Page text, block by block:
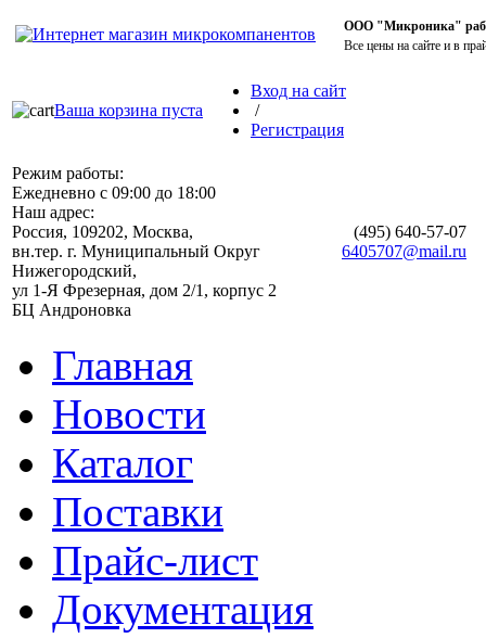
ООО "Микроника"
Все цены на сайте и в
Ваша корзина пуста
Вход на сайт
/
Регистрация
Режим работы:
Ежедневно с 09:00 до 18:00
Наш адрес:
Россия, 109202, Москва,
вн.тер. г. Муниципальный Округ
Нижегородский,
ул 1-Я Фрезерная, дом 2/1, корпус 2
БЦ Андроновка
(495) 640-57-07
6405707@mail.ru
Главная
Новости
Каталог
Поставки
Прайс-лист
Документация